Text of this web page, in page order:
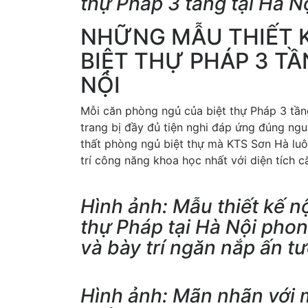
NHỮNG MẪU THIẾT
BIỆT THỰ PHÁP 3
NỘI
Mỗi căn phòng ngủ của biệt thự Pháp 3
trang bị đầy đủ tiện nghi đáp ứng đúng
thất phòng ngủ biệt thự mà KTS Sơn Hà
trí công năng khoa học nhất với diện tích
Hình ảnh: Mẫu thiết kế
thự Pháp tại Hà Nội
và bày trí ngăn nắp ấn
Hình ảnh: Mãn nhãn với